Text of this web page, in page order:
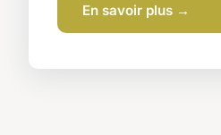
En savoir plus →